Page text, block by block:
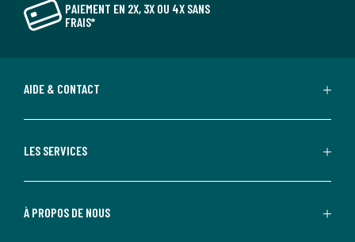
PAIEMENT EN 2X, 3X OU 4X SANS
FRAIS*
AIDE & CONTACT
LES SERVICES
À PROPOS DE NOUS